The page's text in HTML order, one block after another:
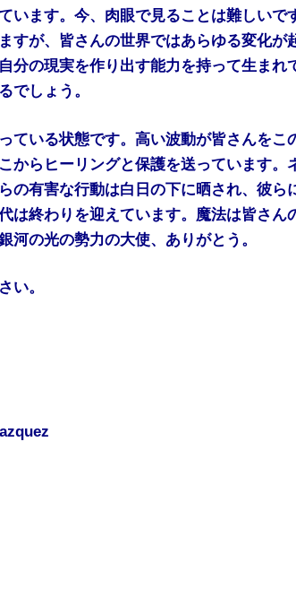
います。今、肉眼で見ることは難しいで
すが、皆さんの世界ではあらゆる変化が
分の現実を作り出す能力を持って生ま
でしょう。
ている状態です。高い波動が皆さんをこ
からヒーリングと保護を送っています
の有害な行動は白日の下に晒され、彼ら
は終わりを迎えています。魔法は皆さん
河の光の勢力の大使、ありがとう。
い。